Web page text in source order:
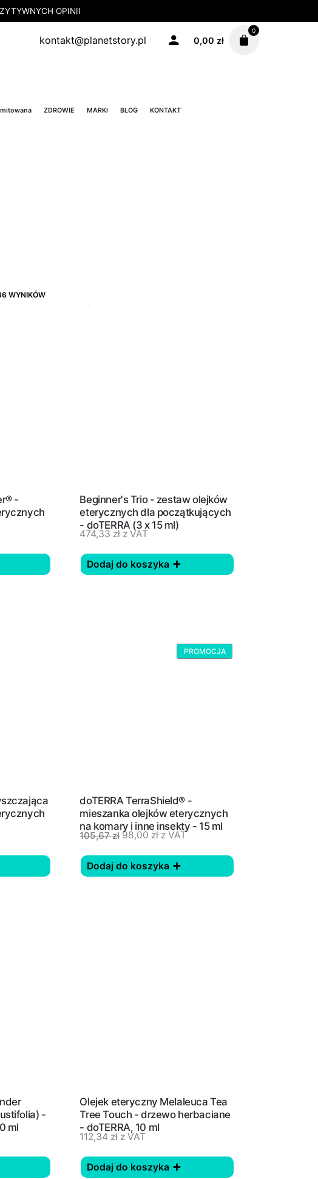
OPINII
kontakt@planetstory.pl 0,00 zł
0
ZDROWIE MARKI BLOG KONTAKT
WYNIKÓW
-
Beginner's Trio - zestaw olejków
eterycznych dla początkujących
- doTERRA (3 x 15 ml)
474,33 zł z VAT
Dodaj do koszyka
PROMOCJA
doTERRA TerraShield® -
mieszanka olejków eterycznych
na komary i inne insekty - 15 ml
105,67zł 98,00 zł z VAT
Dodaj do koszyka
-
ml
Olejek eteryczny Melaleuca Tea
Tree Touch - drzewo herbaciane
- doTERRA, 10 ml
112,34 zł z VAT
Dodaj do koszyka